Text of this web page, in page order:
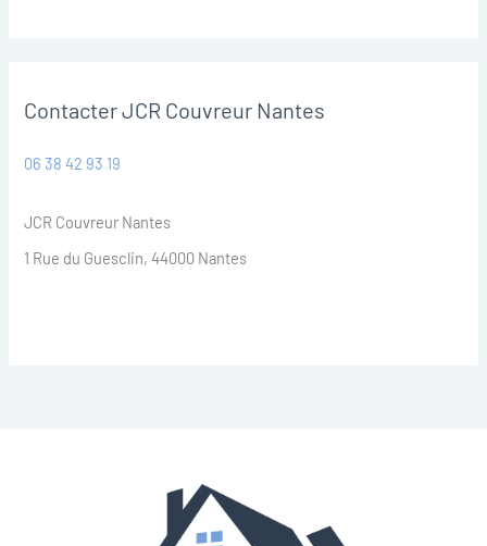
Contacter JCR Couvreur Nantes
06 38 42 93 19
JCR Couvreur Nantes
1 Rue du Guesclin, 44000 Nantes